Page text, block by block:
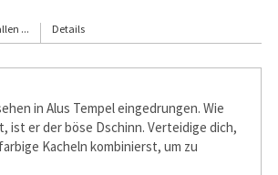
... Details
in Alus Tempel eingedrungen. Wie
ist er der böse Dschinn. Verteidige dich,
Kacheln kombinierst, um zu